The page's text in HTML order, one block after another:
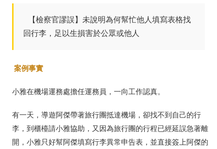
【檢察官謬誤】未說明為何幫忙他人填寫表格找
回行李，足以生損害於公眾或他人
案例事實
小雅在機場運務處擔任運務員，一向工作認真。
有一天，導遊阿傑帶著旅行團抵達機場，卻找不到自己的行
李，到櫃檯請小雅協助，又因為旅行團的行程已經延誤急著離
開，小雅只好幫阿傑填寫行李異常申告表，並直接簽上阿傑的